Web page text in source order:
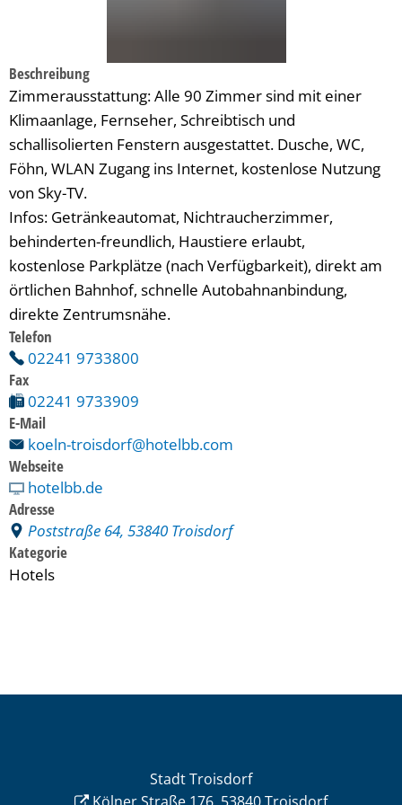
Beschreibung
Zimmerausstattung: Alle 90 Zimmer sind mit einer
Klimaanlage, Fernseher, Schreibtisch und
schallisolierten Fenstern ausgestattet. Dusche, WC,
Föhn, WLAN Zugang ins Internet, kostenlose Nutzung
von Sky-TV.
Infos: Getränkeautomat, Nichtraucherzimmer,
behinderten-freundlich, Haustiere erlaubt,
kostenlose Parkplätze (nach Verfügbarkeit), direkt am
örtlichen Bahnhof, schnelle Autobahnanbindung,
direkte Zentrumsnähe.
Telefon
02241 9733800
Fax
02241 9733909
E-Mail
koeln-troisdorf@hotelbb.com
Webseite
hotelbb.de
Adresse
Poststraße 64, 53840 Troisdorf
Kategorie
Hotels
Stadt Troisdorf